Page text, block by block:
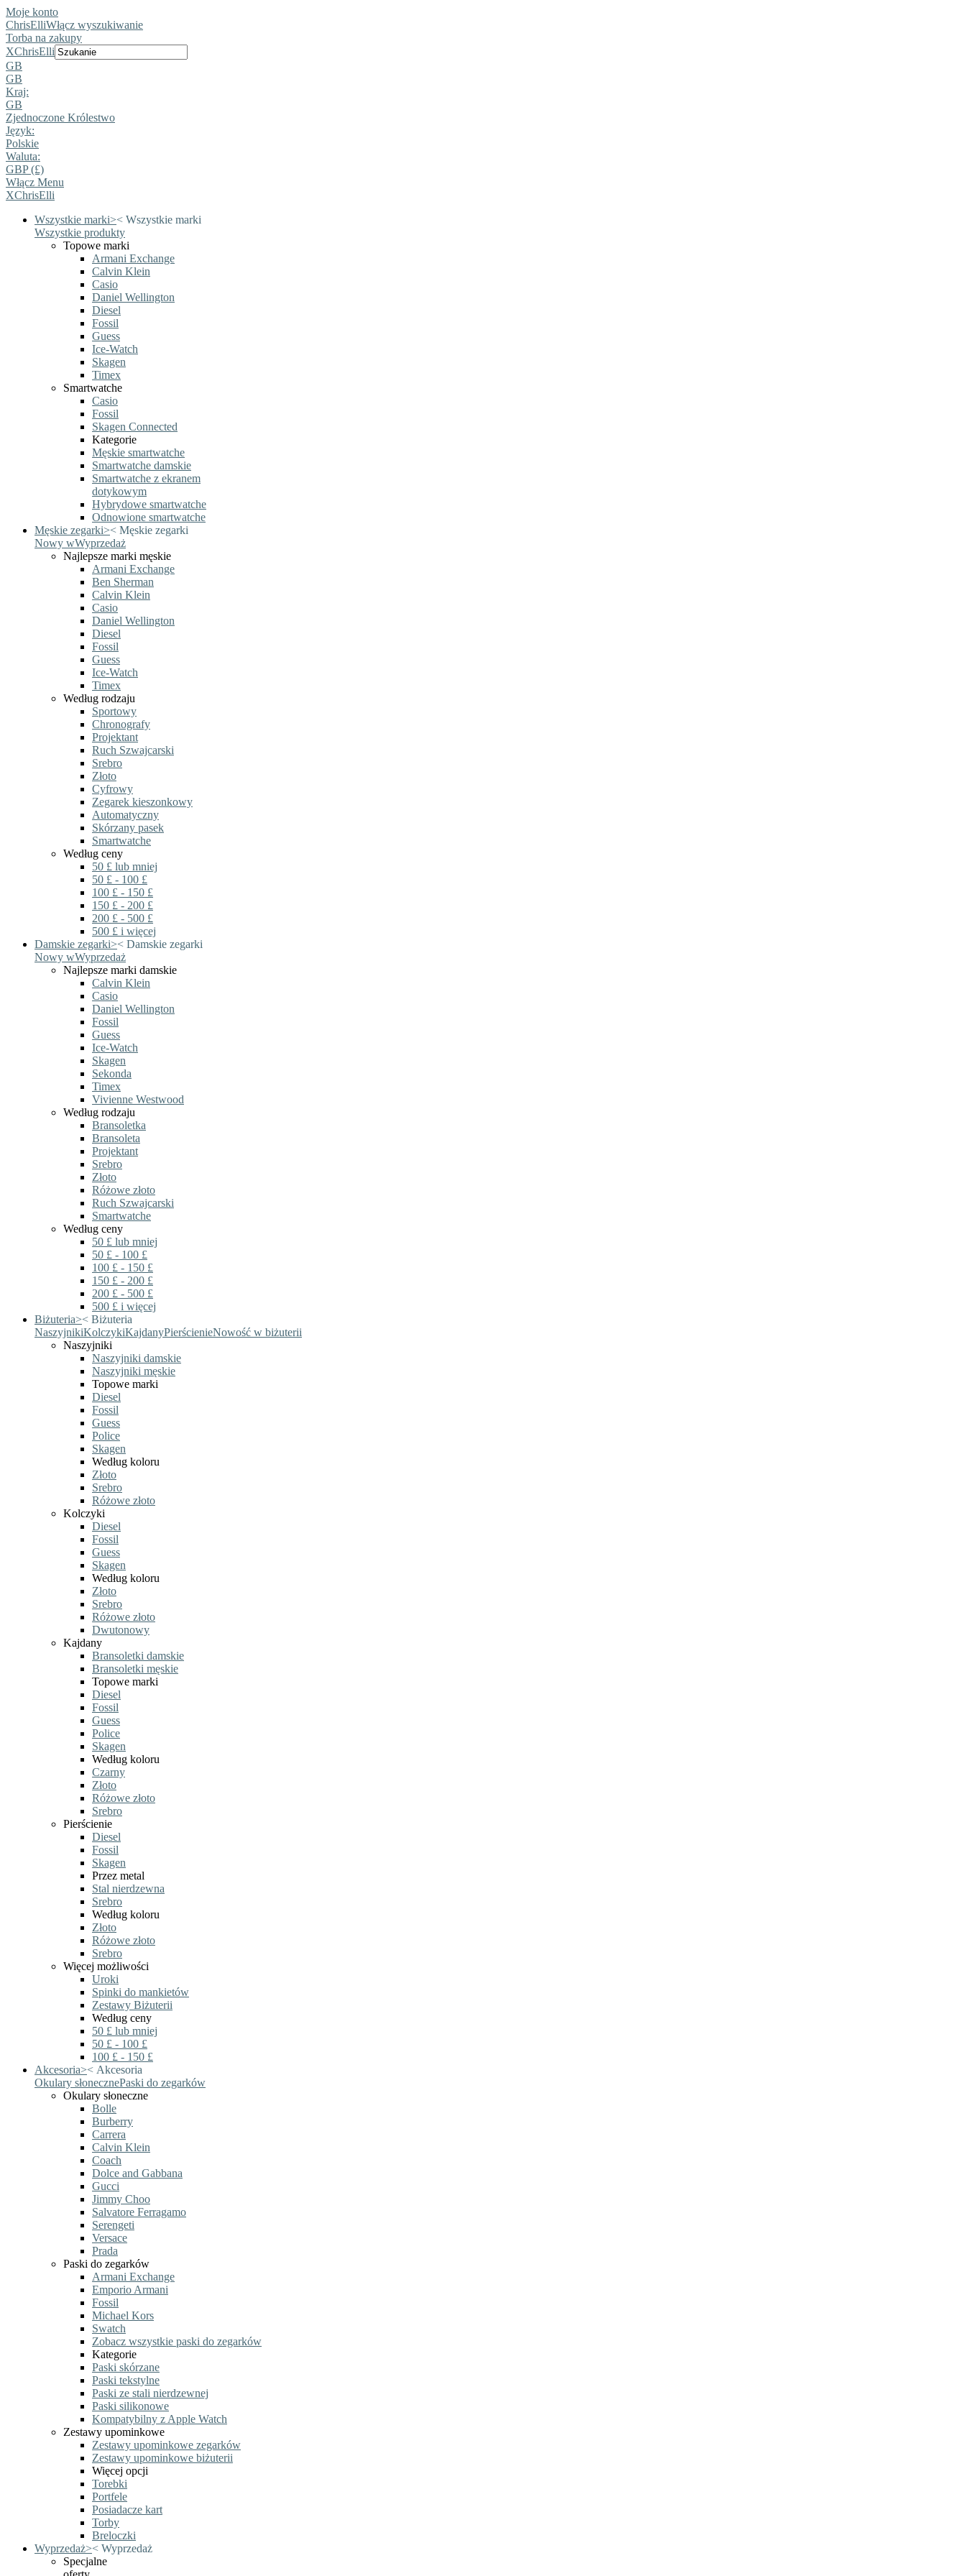
Moje konto
ChrisElliWłącz wyszukiwanie
Torba na zakupy
XChrisElli
GB
GB
Kraj:
GB
Zjednoczone Królestwo
Język:
Polskie
Waluta:
GBP (£)
Włącz Menu
XChrisElli
Wszystkie marki>< Wszystkie marki
Wszystkie produkty
Topowe marki
Armani Exchange
Calvin Klein
Casio
Daniel Wellington
Diesel
Fossil
Guess
Ice-Watch
Skagen
Timex
Smartwatche
Casio
Fossil
Skagen Connected
Kategorie
Męskie smartwatche
Smartwatche damskie
Smartwatche z ekranem
dotykowym
Hybrydowe smartwatche
Odnowione smartwatche
Męskie zegarki>< Męskie zegarki
Nowy wWyprzedaż
Najlepsze marki męskie
Armani Exchange
Ben Sherman
Calvin Klein
Casio
Daniel Wellington
Diesel
Fossil
Guess
Ice-Watch
Timex
Według rodzaju
Sportowy
Chronografy
Projektant
Ruch Szwajcarski
Srebro
Złoto
Cyfrowy
Zegarek kieszonkowy
Automatyczny
Skórzany pasek
Smartwatche
Według ceny
50 £ lub mniej
50 £ - 100 £
100 £ - 150 £
150 £ - 200 £
200 £ - 500 £
500 £ i więcej
Damskie zegarki>< Damskie zegarki
Nowy wWyprzedaż
Najlepsze marki damskie
Calvin Klein
Casio
Daniel Wellington
Fossil
Guess
Ice-Watch
Skagen
Sekonda
Timex
Vivienne Westwood
Według rodzaju
Bransoletka
Bransoleta
Projektant
Srebro
Złoto
Różowe złoto
Ruch Szwajcarski
Smartwatche
Według ceny
50 £ lub mniej
50 £ - 100 £
100 £ - 150 £
150 £ - 200 £
200 £ - 500 £
500 £ i więcej
Biżuteria>< Biżuteria
NaszyjnikiKolczykiKajdanyPierścienieNowość w biżuterii
Naszyjniki
Naszyjniki damskie
Naszyjniki męskie
Topowe marki
Diesel
Fossil
Guess
Police
Skagen
Według koloru
Złoto
Srebro
Różowe złoto
Kolczyki
Diesel
Fossil
Guess
Skagen
Według koloru
Złoto
Srebro
Różowe złoto
Dwutonowy
Kajdany
Bransoletki damskie
Bransoletki męskie
Topowe marki
Diesel
Fossil
Guess
Police
Skagen
Według koloru
Czarny
Złoto
Różowe złoto
Srebro
Pierścienie
Diesel
Fossil
Skagen
Przez metal
Stal nierdzewna
Srebro
Według koloru
Złoto
Różowe złoto
Srebro
Więcej możliwości
Uroki
Spinki do mankietów
Zestawy Biżuterii
Według ceny
50 £ lub mniej
50 £ - 100 £
100 £ - 150 £
Akcesoria>< Akcesoria
Okulary słonecznePaski do zegarków
Okulary słoneczne
Bolle
Burberry
Carrera
Calvin Klein
Coach
Dolce and Gabbana
Gucci
Jimmy Choo
Salvatore Ferragamo
Serengeti
Versace
Prada
Paski do zegarków
Armani Exchange
Emporio Armani
Fossil
Michael Kors
Swatch
Zobacz wszystkie paski do zegarków
Kategorie
Paski skórzane
Paski tekstylne
Paski ze stali nierdzewnej
Paski silikonowe
Kompatybilny z Apple Watch
Zestawy upominkowe
Zestawy upominkowe zegarków
Zestawy upominkowe biżuterii
Więcej opcji
Torebki
Portfele
Posiadacze kart
Torby
Breloczki
Wyprzedaż>< Wyprzedaż
Specjalne